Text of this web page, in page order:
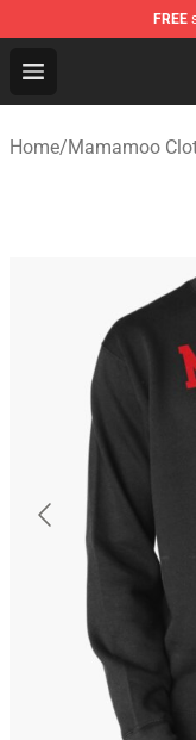
FREE
Open menu
Mamamoo
Home/Mamamoo